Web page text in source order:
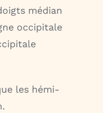
médian
occipitale
les hémi-